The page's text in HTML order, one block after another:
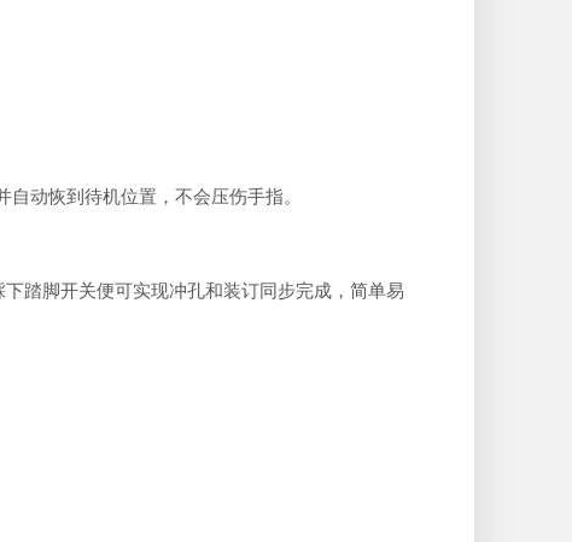
动恢到待机位置，不会压伤手指。
踏脚开关便可实现冲孔和装订同步完成，简单易